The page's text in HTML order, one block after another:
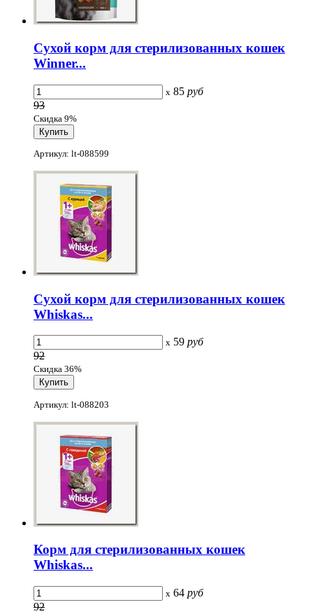
Сухой корм для стерилизованных кошек
Winner...
x 85 руб
93
Скидка 9%
Артикул: lt-088599
Сухой корм для стерилизованных кошек
Whiskas...
x 59 руб
92
Скидка 36%
Артикул: lt-088203
Корм для стерилизованных кошек
Whiskas...
x 64 руб
92